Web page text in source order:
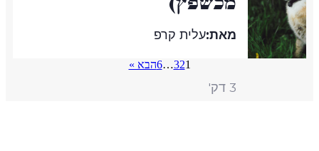
מאת:עלית קרפ
3 דק'
1
2
3
…
6הבא »